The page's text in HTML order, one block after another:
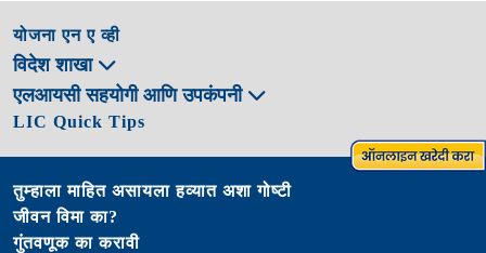
योजना एन ए व्ही
विदेश शाखा
एलआयसी सहयोगी आणि उपकंपनी
LIC Quick Tips
तुम्हाला माहित असायला हव्यात अशा गोष्टी
जीवन विमा का?
गुंतवणूक का करावी